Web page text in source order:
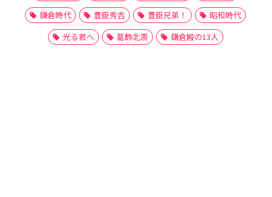
鎌倉時代
豊臣秀吉 豊臣兄弟！
昭和時代
光る君へ
葛飾北斎 鎌倉殿の13人